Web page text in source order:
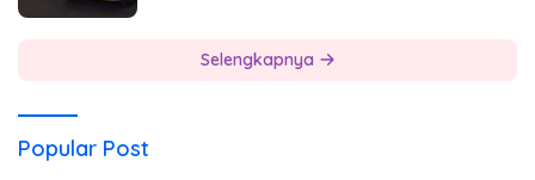
Selengkapnya
Popular Post